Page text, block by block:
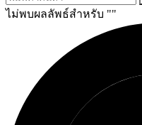
ไม่พบผลลัพธ์สำหรับ ""